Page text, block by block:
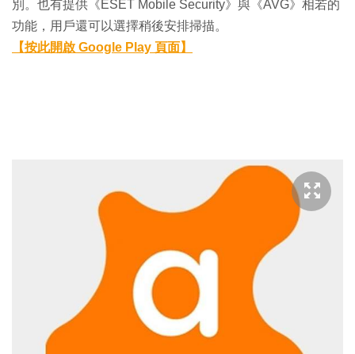
別。也有提供《ESET Mobile Security》與《AVG》相若的
功能，用戶還可以選擇稍後安排掃描。
【按此開啟 Google Play 頁面】